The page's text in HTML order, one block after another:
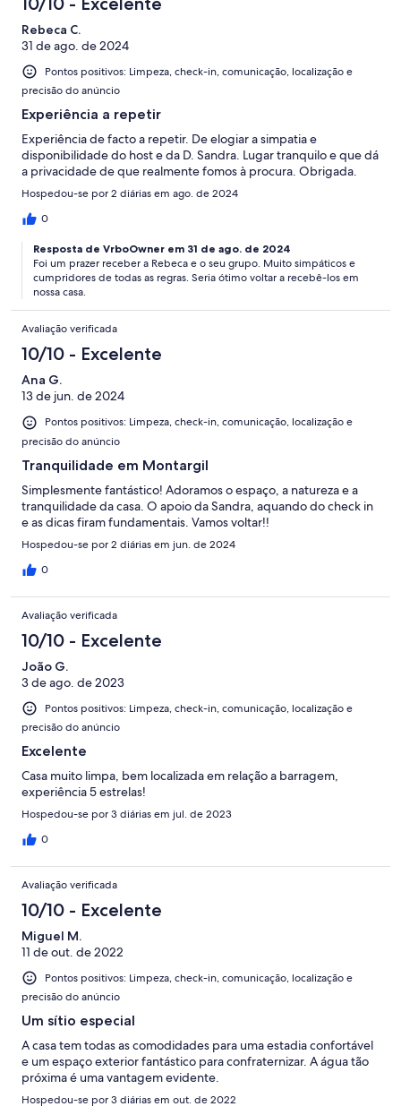
Rebeca C.
31 de ago. de 2024
Pontos positivos: Limpeza, check-in, comunicação, localização e
precisão do anúncio
Experiência a repetir
Experiência de facto a repetir. De elogiar a simpatia e
disponibilidade do host e da D. Sandra. Lugar tranquilo e que dá
a privacidade de que realmente fomos à procura. Obrigada.
Hospedou-se por 2 diárias em ago. de 2024
0
Resposta de VrboOwner em 31 de ago. de 2024
Foi um prazer receber a Rebeca e o seu grupo. Muito simpáticos e
cumpridores de todas as regras. Seria ótimo voltar a recebê-los em
nossa casa.
Avaliação verificada
10/10 - Excelente
Ana G.
13 de jun. de 2024
Pontos positivos: Limpeza, check-in, comunicação, localização e
precisão do anúncio
Tranquilidade em Montargil
Simplesmente fantástico! Adoramos o espaço, a natureza e a
tranquilidade da casa. O apoio da Sandra, aquando do check in
e as dicas firam fundamentais. Vamos voltar!!
Hospedou-se por 2 diárias em jun. de 2024
0
Avaliação verificada
10/10 - Excelente
João G.
3 de ago. de 2023
Pontos positivos: Limpeza, check-in, comunicação, localização e
precisão do anúncio
Excelente
Casa muito limpa, bem localizada em relação a barragem,
experiência 5 estrelas!
Hospedou-se por 3 diárias em jul. de 2023
0
Avaliação verificada
10/10 - Excelente
Miguel M.
11 de out. de 2022
Pontos positivos: Limpeza, check-in, comunicação, localização e
precisão do anúncio
Um sítio especial
A casa tem todas as comodidades para uma estadia confortável
e um espaço exterior fantástico para confraternizar. A água tão
próxima é uma vantagem evidente.
Hospedou-se por 3 diárias em out. de 2022